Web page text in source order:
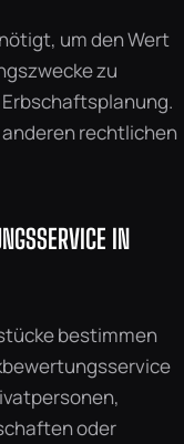
um den Wert
zu
rechtlichen
IN
bestimmen
oder